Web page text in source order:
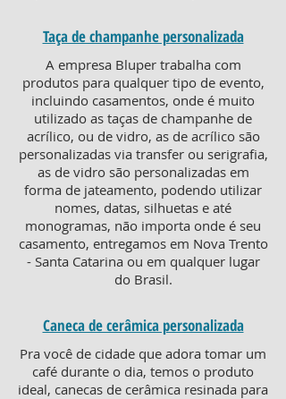
Taça de champanhe personalizada
A empresa Bluper trabalha com
produtos para qualquer tipo de evento,
incluindo casamentos, onde é muito
utilizado as taças de champanhe de
acrílico, ou de vidro, as de acrílico são
personalizadas via transfer ou serigrafia,
as de vidro são personalizadas em
forma de jateamento, podendo utilizar
nomes, datas, silhuetas e até
monogramas, não importa onde é seu
casamento, entregamos em Nova Trento
- Santa Catarina ou em qualquer lugar
do Brasil.
Caneca de cerâmica personalizada
Pra você de cidade que adora tomar um
café durante o dia, temos o produto
ideal, canecas de cerâmica resinada para